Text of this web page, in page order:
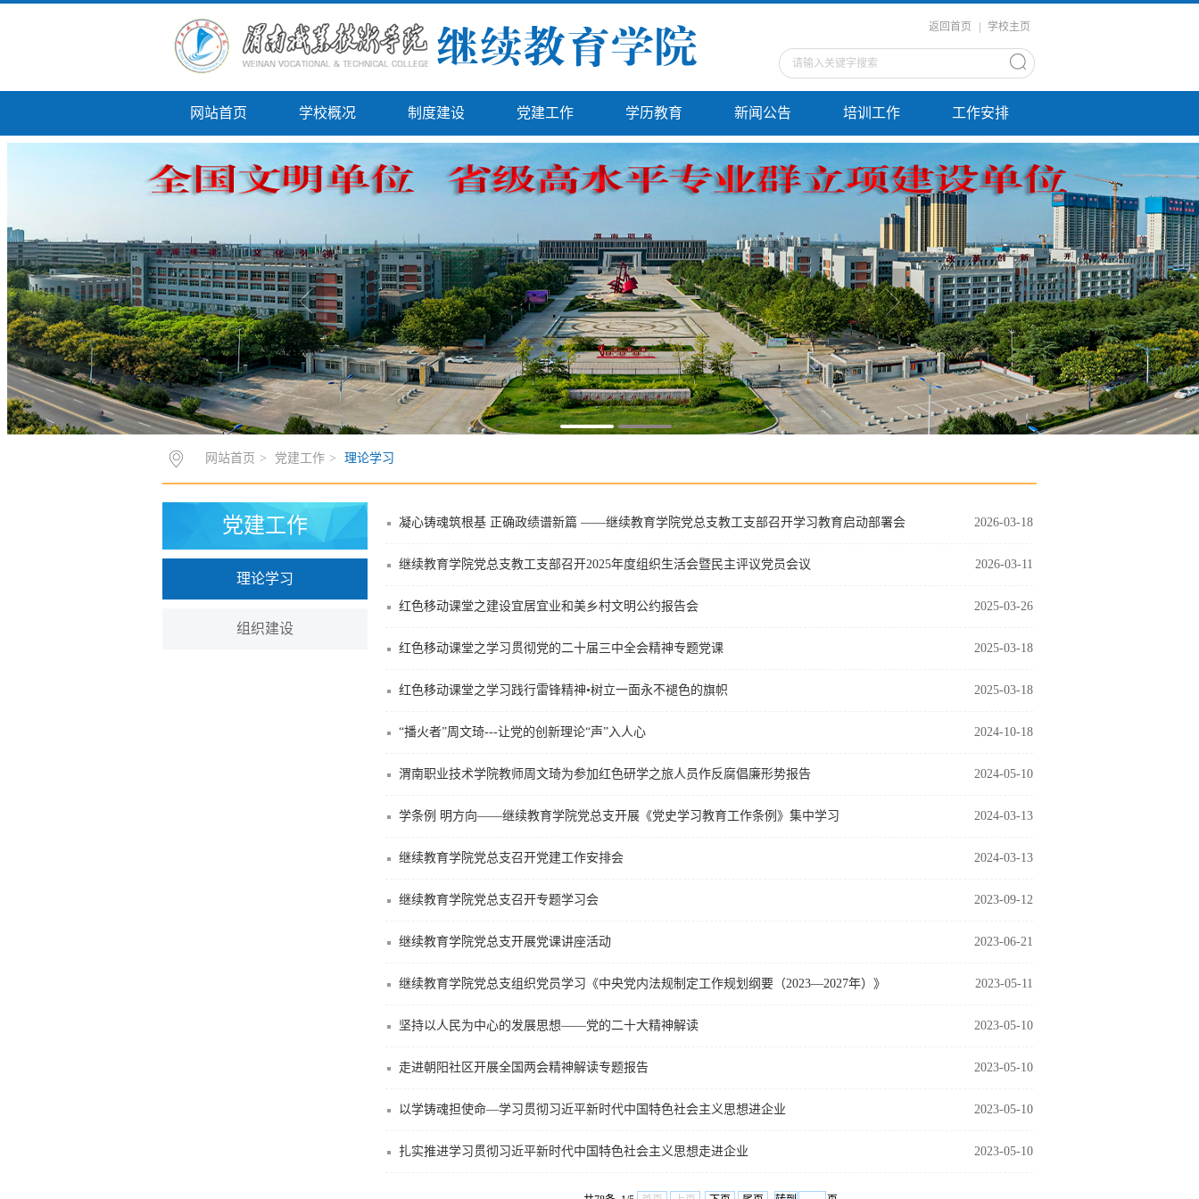
返回首页 学校主页
网站首页 学校概况 制度建设 党建工作 学历教育 新闻公告 培训工作 工作安排
网站首页 > 党建工作 > 理论学习
党建工作
理论学习
组织建设
2026-03-18
凝心铸魂筑根基 正确政绩谱新篇 ——继续教育学院党总支教工支部召开学习教育启动部署会
2026-03-11
继续教育学院党总支教工支部召开2025年度组织生活会暨民主评议党员会议
2025-03-26
红色移动课堂之建设宜居宜业和美乡村文明公约报告会
2025-03-18
红色移动课堂之学习贯彻党的二十届三中全会精神专题党课
2025-03-18
红色移动课堂之学习践行雷锋精神•树立一面永不褪色的旗帜
2024-10-18
“播火者”周文琦---让党的创新理论“声”入人心
2024-05-10
渭南职业技术学院教师周文琦为参加红色研学之旅人员作反腐倡廉形势报告
2024-03-13
学条例 明方向——继续教育学院党总支开展《党史学习教育工作条例》集中学习
2024-03-13
继续教育学院党总支召开党建工作安排会
2023-09-12
继续教育学院党总支召开专题学习会
2023-06-21
继续教育学院党总支开展党课讲座活动
2023-05-11
继续教育学院党总支组织党员学习《中央党内法规制定工作规划纲要（2023—2027年）》
2023-05-10
坚持以人民为中心的发展思想——党的二十大精神解读
2023-05-10
走进朝阳社区开展全国两会精神解读专题报告
2023-05-10
以学铸魂担使命—学习贯彻习近平新时代中国特色社会主义思想进企业
2023-05-10
扎实推进学习贯彻习近平新时代中国特色社会主义思想走进企业